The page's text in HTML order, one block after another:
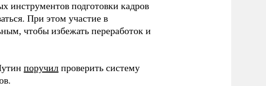
инструментов подготовки кадров
При этом участие в
чтобы избежать переработок и
поручил проверить систему